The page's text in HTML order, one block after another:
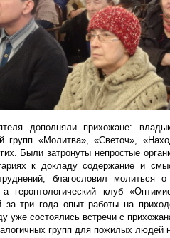
дополняли прихожане:
групп «Молитва», «Светоч»,
Были затронуты непростые
к докладу содержание и
благословил молиться
а геронтологический клуб
за три года опыт работы на
уже состоялись встречи с
групп для пожилых людей